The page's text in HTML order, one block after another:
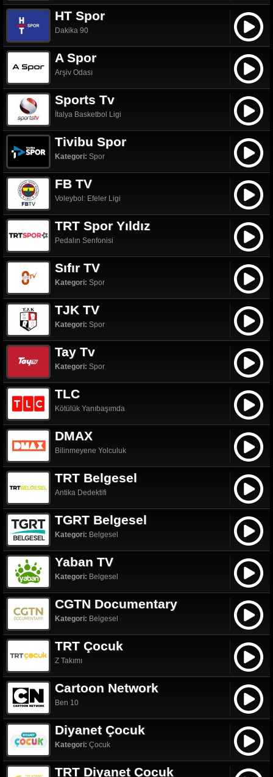
HT Spor
Dakika 90
A Spor
Arşiv Odası
Sports Tv
İtalya Basketbol Ligi
Tivibu Spor
Kategori: Spor
FB TV
Voleybol: Efeler Ligi
TRT Spor Yıldız
Pedalın Senfonisi
Sıfır TV
Kategori: Spor
TJK TV
Kategori: Spor
Tay Tv
Kategori: Spor
TLC
Kötülük Yanıbaşımda
DMAX
Bilinmeyene Yolculuk
TRT Belgesel
Antika Dedektifi
TGRT Belgesel
Kategori: Belgesel
Yaban TV
Kategori: Belgesel
CGTN Documentary
Kategori: Belgesel
TRT Çocuk
Z Takımı
Cartoon Network
Ben 10
Diyanet Çocuk
Kategori: Çocuk
TRT Diyanet Çocuk